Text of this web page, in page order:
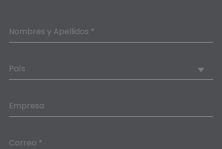
Nombres y Apellidos *
País
Empresa
Correo *